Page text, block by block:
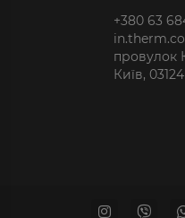
+380 63
провулок
Київ, 03124